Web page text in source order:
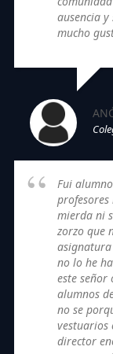
ausencia
mucho
Fui
mierda ni
zorzo que
asignatura
no lo he
este señor
alumnos
no se
vestuarios
director